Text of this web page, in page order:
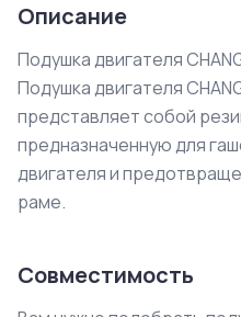
Описание
Подушка двигателя
Подушка двигателя
представляет собой
предназначенную для
двигателя и
раме.
Совместимость